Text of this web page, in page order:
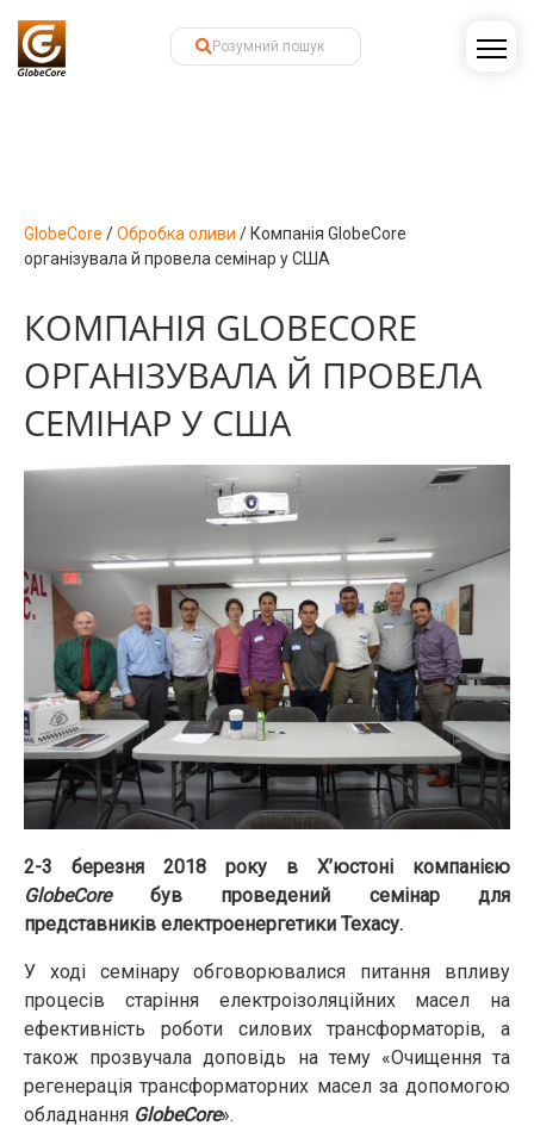
GlobeCore /Обробка оливи / Компанія GlobeCore
організувала й провела семінар у США
КОМПАНІЯ GLOBECORE
ОРГАНІЗУВАЛА Й ПРОВЕЛА
СЕМІНАР У США
2-3 березня 2018 року в Х’юстоні компанією
GlobeCoreбув проведений семінар для
представників електроенергетики Техасу.
У ході семінару обговорювалися питання впливу
процесів старіння електроізоляційних масел на
ефективність роботи силових трансформаторів, а
також прозвучала доповідь на тему «Очищення та
регенерація трансформаторних масел за допомогою
обладнання GlobeCore».